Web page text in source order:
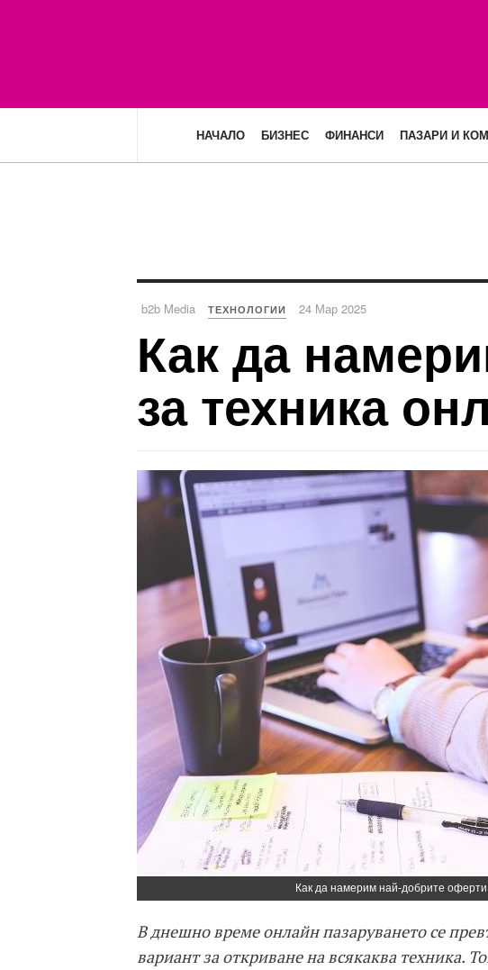
НАЧАЛО БИЗНЕС ФИНАНСИ ПАЗАРИ И
b2b Media ТЕХНОЛОГИИ 24 Мар 2025
Как да
за техника
Как да намерим най-добрите
В днешно време онлайн пазаруването се
вариант за откриване на всякаква техника.